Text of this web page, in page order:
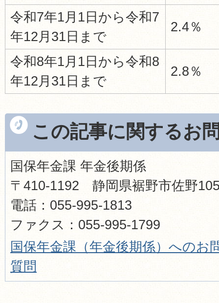
令和7年1月1日から令和7
年12月31日まで
2.4％
令和8年1月1日から令和8
年12月31日まで
2.8％
この記事に関するお
国保年金課 年金後期係
〒410-1192 静岡県裾野市佐野
電話：055-995-1813
ファクス：055-995-1799
国保年金課（年金後期係）へのお
質問